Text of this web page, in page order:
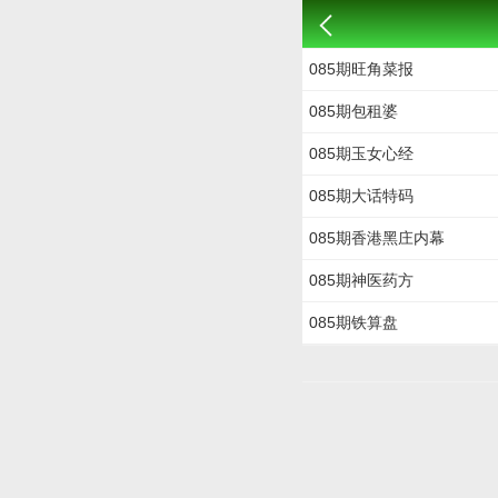
085期旺角菜报
085期包租婆
085期玉女心经
085期大话特码
085期香港黑庄内幕
085期神医药方
085期铁算盘